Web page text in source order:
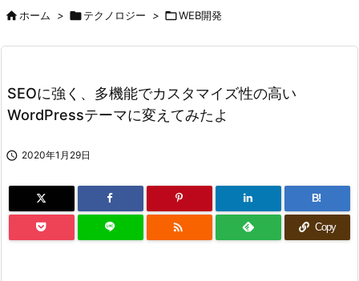
ホーム > テクノロジー > WEB開発
SEOに強く、多機能でカスタマイズ性の高い
WordPressテーマに変えてみたよ
 2020年1月29日
B!
 Copy